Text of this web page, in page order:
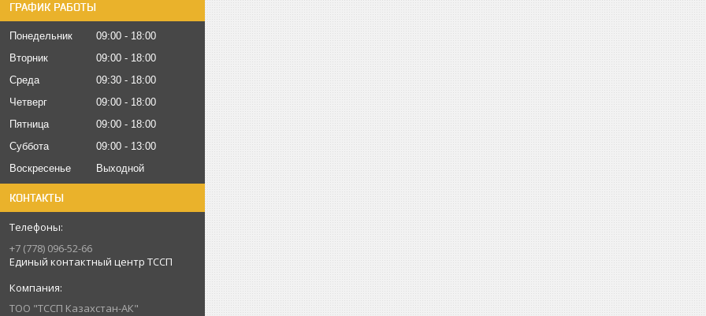
ГРАФИК РАБОТЫ
Понедельник 09:00
18:00
Вторник
09:00
18:00
Среда
09:30
18:00
Четверг
09:00
18:00
Пятница
09:00
18:00
Суббота
09:00
13:00
Воскресенье
Выходной
КОНТАКТЫ
+7 (778) 096-52-66
Единый контактный центр ТССП
ТОО "ТССП Казахстан-АК"